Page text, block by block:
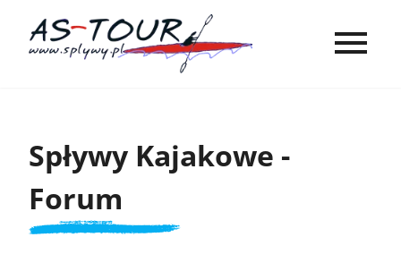
Spływy Kajakowe -
Forum